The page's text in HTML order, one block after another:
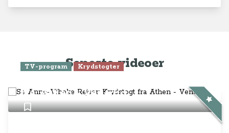
Seneste videoer
TV-program Krydstogter
fra Athen - Venedig